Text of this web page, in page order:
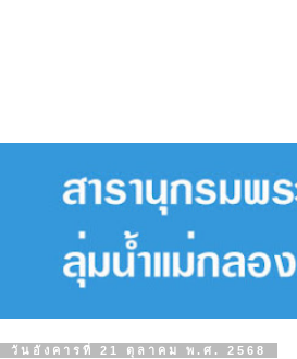
วันอังคารที่ 21 ตุลาคม พ.ศ. 2568